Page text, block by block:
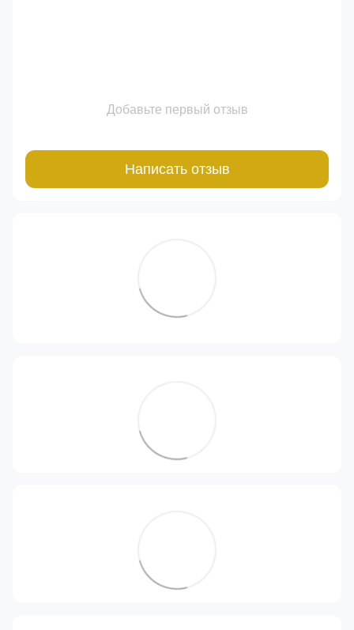
Добавьте первый отзыв
Написать отзыв